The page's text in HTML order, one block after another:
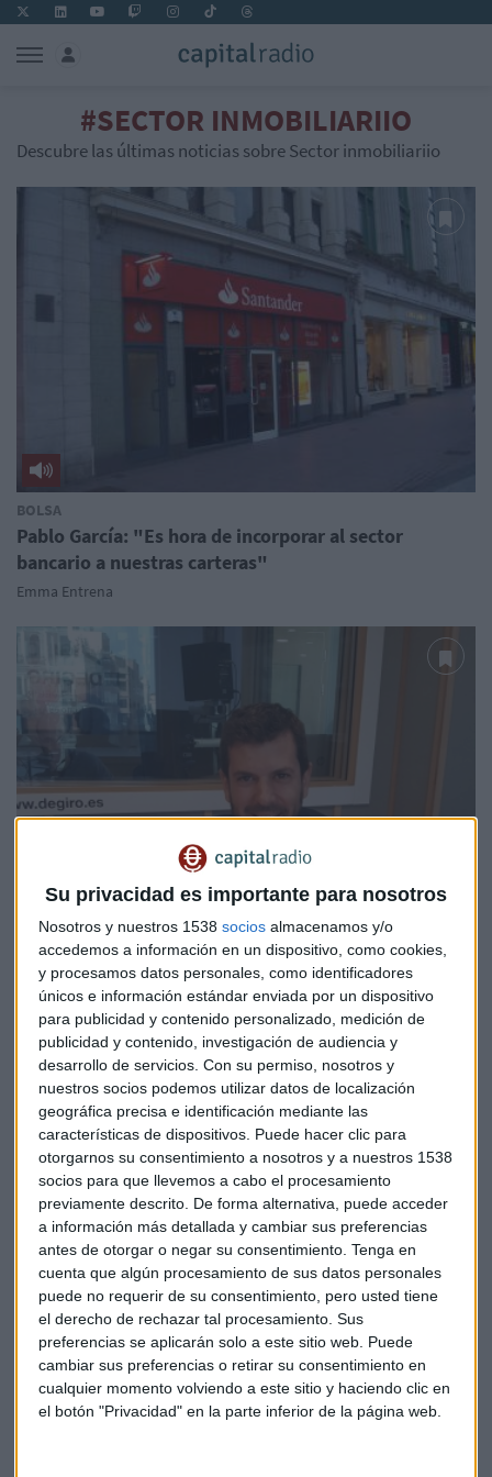
Su privacidad es importante para nosotros
Nosotros y nuestros 1538 socios almacenamos y/o
accedemos a información en un dispositivo, como cookies,
y procesamos datos personales, como identificadores
únicos e información estándar enviada por un dispositivo
para publicidad y contenido personalizado, medición de
publicidad y contenido, investigación de audiencia y
desarrollo de servicios. Con su permiso, nosotros y
nuestros socios podemos utilizar datos de localización
geográfica precisa e identificación mediante las
características de dispositivos. Puede hacer clic para
otorgarnos su consentimiento a nosotros y a nuestros 1538
socios para que llevemos a cabo el procesamiento
previamente descrito. De forma alternativa, puede acceder
a información más detallada y cambiar sus preferencias
antes de otorgar o negar su consentimiento. Tenga en
cuenta que algún procesamiento de sus datos personales
puede no requerir de su consentimiento, pero usted tiene
el derecho de rechazar tal procesamiento. Sus
preferencias se aplicarán solo a este sitio web. Puede
cambiar sus preferencias o retirar su consentimiento en
cualquier momento volviendo a este sitio y haciendo clic en
el botón "Privacidad" en la parte inferior de la página web.
#SECTOR INMOBILIARIIO
Descubre las últimas noticias sobre Sector inmobiliariio
BOLSA
Pablo García: "Es hora de incorporar al sector
bancario a nuestras carteras"
Emma Entrena
EMPRESAS
Sareb vende un 75% de Témpore Properties a TPG
Redacción Capital Radio